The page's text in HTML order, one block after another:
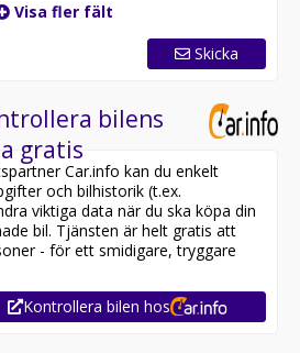
Bak
av våra andra Ford Fiesta i
kopa-bil/?series=fiesta
bilen:
förbrukning endast 0.43 l/mil
2027-06-30
garanti
Visa fler fält
Skicka
bilens
gratis
Car.info kan du enkelt
och bilhistorik (t.ex.
viktiga data när du ska köpa din
bil. Tjänsten är helt gratis att
- för ett smidigare, tryggare
Kontrollera bilen hos